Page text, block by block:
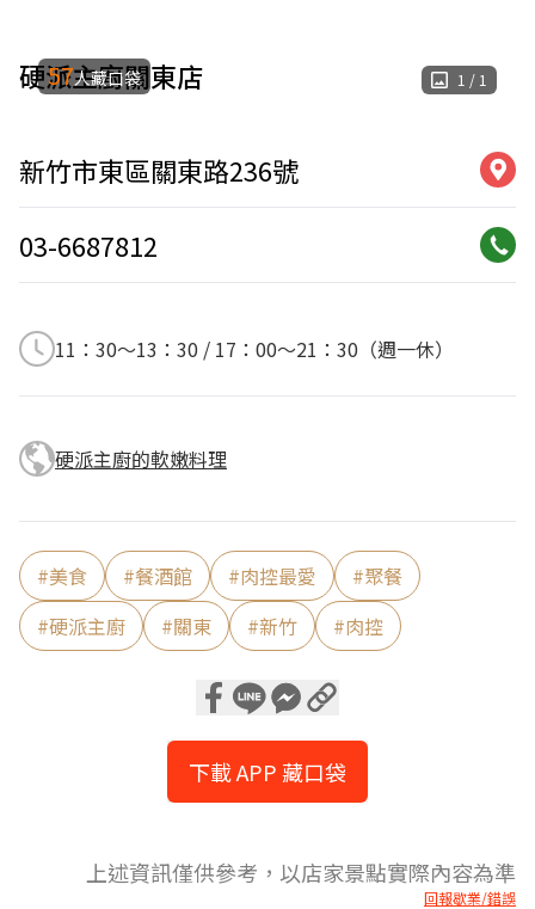
硬派主廚關東店 1 / 1
57人藏口袋
新竹市東區關東路236號
03-6687812
11：30～13：30 / 17：00～21：30（週一休）
硬派主廚的軟嫩料理
#美食 #餐酒館 #肉控最愛 #聚餐
#硬派主廚 #關東 #新竹 #肉控
下載 APP 藏口袋
上述資訊僅供參考，以店家景點實際內容為準
回報歇業/錯誤